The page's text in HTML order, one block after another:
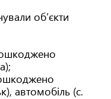
обʼєкти
автомобіль (с.